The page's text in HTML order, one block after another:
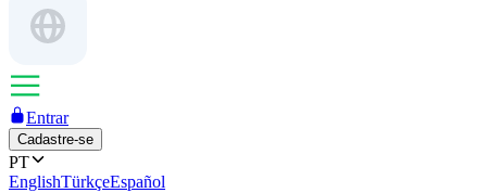
Entrar
Cadastre-se
PT
EnglishTürkçeEspañol